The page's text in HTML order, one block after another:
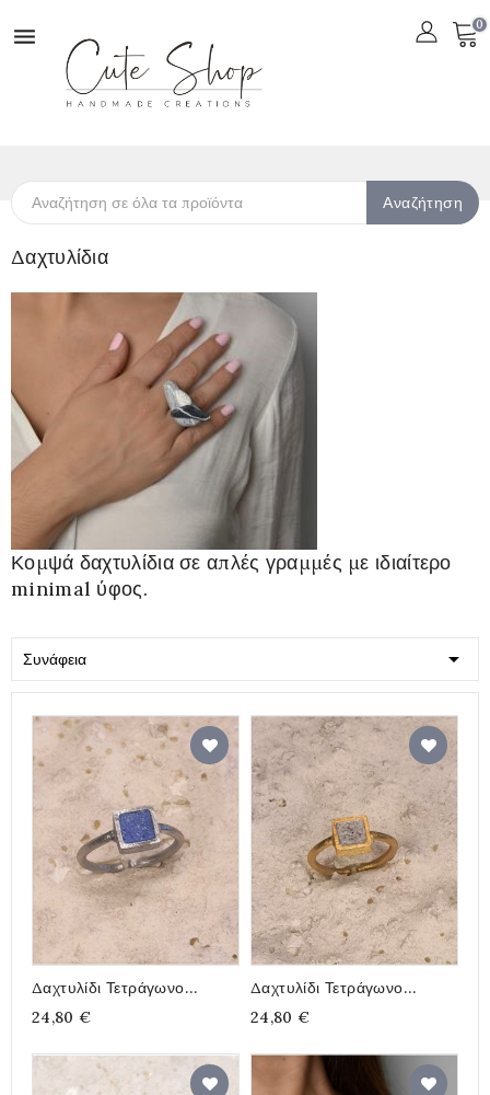
 0
Αναζήτηση
Δαχτυλίδια
Κομψά δαχτυλίδια σε απλές γραμμές με ιδιαίτερο
minimal ύφος.
Συνάφεια 
Δαχτυλίδι Τετράγωνο
Επιπλατινωμένα Με Γέμισμα
Από Μπλε Τσιμέντο
24,80 €
Δαχτυλίδι Τετράγωνο
Επιχρυσωμένο Με Γέμισμα
Από Λευκό – Γκρι Τσιμέντο
24,80 €